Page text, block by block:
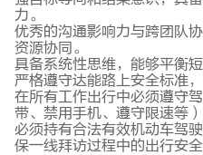
力。
优秀的沟通影响力与跨团队
资源协同。
具备系统性思维，能够平衡
严格遵守达能路上安全标准
在所有工作出行中必须遵守
带、禁用手机、遵守限速等）
必须持有合法有效机动车驾
保一线拜访过程中的出行安全